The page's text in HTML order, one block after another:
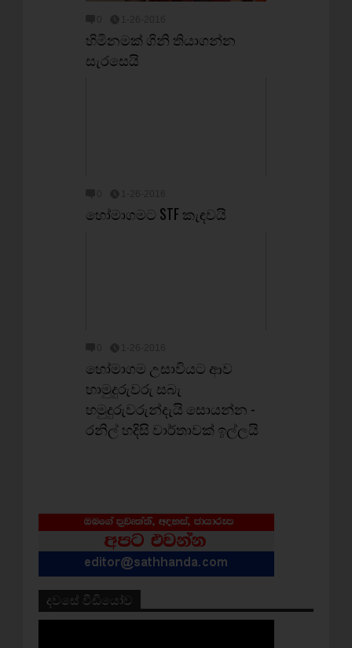
හිමිනමක් ගිනි තියාගන්න
සැරසෙයි
හෝමාගමට STF කැඳවයි
හෝමාගම උසාවියට ආව
හාමුදුරුවරු සබැ
හමුදුරුවරුන්දැයි සොයන්න -
රනිල් හදිසි වාර්තාවක් ඉල්ලයි
දවසේ වීඩියෝව